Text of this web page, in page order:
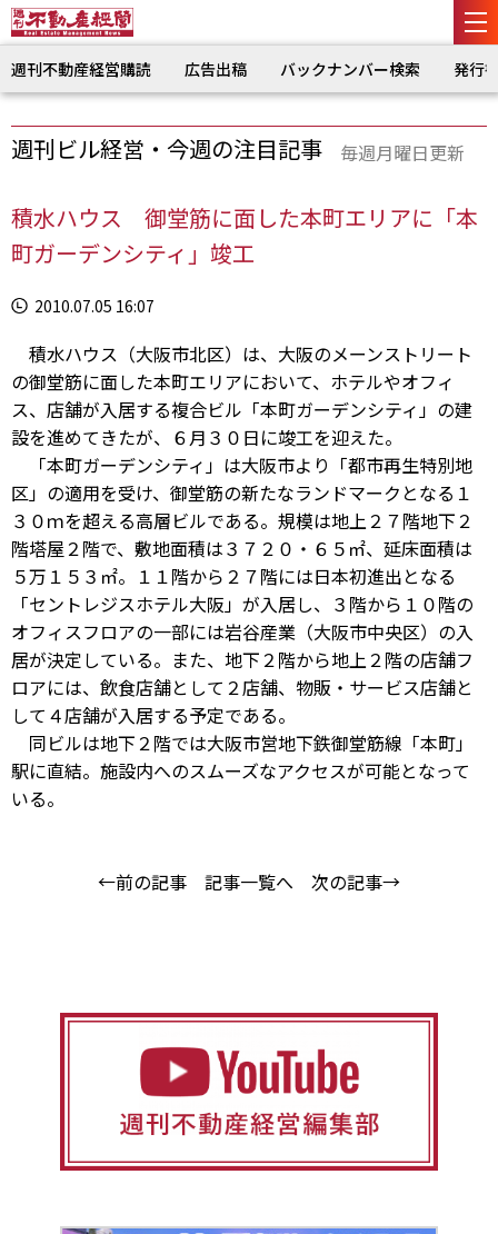
週刊不動産経営購読 広告出稿 バックナンバー検索 発行
週刊ビル経営・今週の注目記事 毎週月曜日更新
積水ハウス 御堂筋に面した本町エリアに「本
町ガーデンシティ」竣工
2010.07.05 16:07
積水ハウス（大阪市北区）は、大阪のメーンストリート
の御堂筋に面した本町エリアにおいて、ホテルやオフィ
ス、店舗が入居する複合ビル「本町ガーデンシティ」の建
設を進めてきたが、６月３０日に竣工を迎えた。
「本町ガーデンシティ」は大阪市より「都市再生特別地
区」の適用を受け、御堂筋の新たなランドマークとなる１
３０ｍを超える高層ビルである。規模は地上２７階地下２
階塔屋２階で、敷地面積は３７２０・６５㎡、延床面積は
５万１５３㎡。１１階から２７階には日本初進出となる
「セントレジスホテル大阪」が入居し、３階から１０階の
オフィスフロアの一部には岩谷産業（大阪市中央区）の入
居が決定している。また、地下２階から地上２階の店舗フ
ロアには、飲食店舗として２店舗、物販・サービス店舗と
して４店舗が入居する予定である。
同ビルは地下２階では大阪市営地下鉄御堂筋線「本町」
駅に直結。施設内へのスムーズなアクセスが可能となって
いる。
←前の記事 記事一覧へ 次の記事→